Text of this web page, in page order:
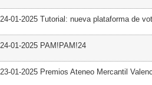
24-01-2025 Tutorial: nueva plataforma de
24-01-2025 PAM!PAM!24
23-01-2025 Premios Ateneo Mercantil